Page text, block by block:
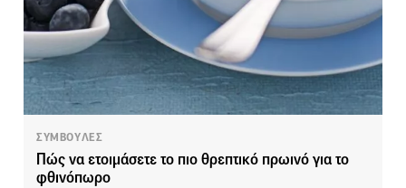
ΣΥΜΒΟΥΛΕΣ
Πώς να ετοιμάσετε το πιο θρεπτικό πρωινό για το
φθινόπωρο